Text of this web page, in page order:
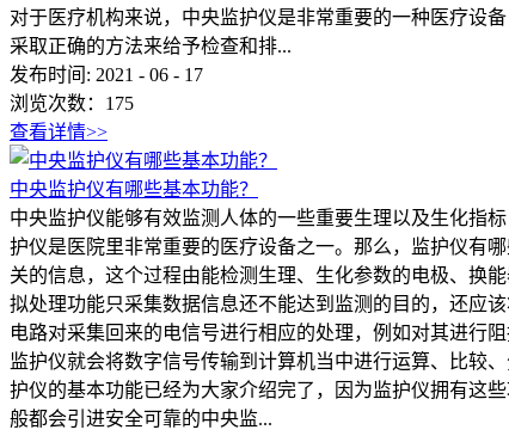
对于医疗机构来说，中央监护仪‍是非常重要的一种医疗设
采取正确的方法来给予检查和排...
发布时间: 2021 - 06 - 17
浏览次数： 175
查看详情>>
中央监护仪‍有哪些基本功能？
中央监护仪‍能够有效监测人体的一些重要生理以及生化指
护仪‍是医院里非常重要的医疗设备之一。那么，监护仪有
关的信息，这个过程由能检测生理、生化参数的电极、换
拟处理功能只采集数据信息还不能达到监测的目的，还应
电路对采集回来的电信号进行相应的处理，例如对其进行
监护仪就会将数字信号传输到计算机当中进行运算、比较
护仪的基本功能已经为大家介绍完了，因为监护仪拥有这
般都会引进安全可靠的中央监...